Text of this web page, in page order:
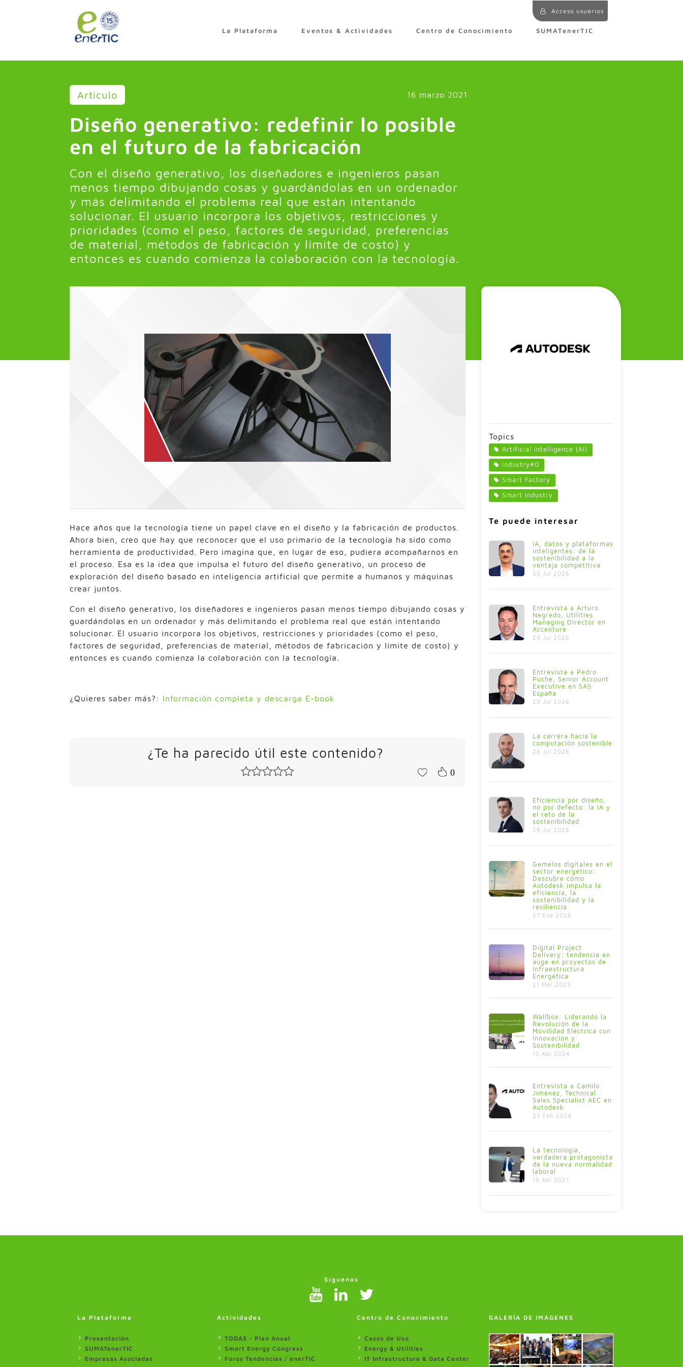
Acceso usuarios
La Plataforma Eventos & Actividades Centro de Conocimiento SUMATenerTIC
Articulo 16 marzo 2021
Diseño generativo: redefinir lo posible
en el futuro de la fabricación
Con el diseño generativo, los diseñadores e ingenieros pasan
menos tiempo dibujando cosas y guardándolas en un ordenador
y más delimitando el problema real que están intentando
solucionar. El usuario incorpora los objetivos, restricciones y
prioridades (como el peso, factores de seguridad, preferencias
de material, métodos de fabricación y límite de costo) y
entonces es cuando comienza la colaboración con la tecnología.
Hace años que la tecnología tiene un papel clave en el diseño y la fabricación de productos.
Ahora bien, creo que hay que reconocer que el uso primario de la tecnología ha sido como
herramienta de productividad. Pero imagina que, en lugar de eso, pudiera acompañarnos en
el proceso. Esa es la idea que impulsa el futuro del diseño generativo, un proceso de
exploración del diseño basado en inteligencia artificial que permite a humanos y máquinas
crear juntos.
Con el diseño generativo, los diseñadores e ingenieros pasan menos tiempo dibujando cosas y
guardándolas en un ordenador y más delimitando el problema real que están intentando
solucionar. El usuario incorpora los objetivos, restricciones y prioridades (como el peso,
factores de seguridad, preferencias de material, métodos de fabricación y límite de costo) y
entonces es cuando comienza la colaboración con la tecnología.
¿Quieres saber más?: Información completa y descarga E-book
¿Te ha parecido útil este contenido?
0
Topics
Artificial intelligence (AI)
Industry40
Smart Factory
Smart Industry
Te puede interesar
IA, datos y plataformas
inteligentes: de la
sostenibilidad a la
ventaja competitiva
30 Jul 2026
Entrevista a Arturo
Negredo, Utilities
Managing Director en
Accenture
29 Jul 2026
Entrevista a Pedro
Puche, Senior Account
Executive en SAS
España
29 Jul 2026
La carrera hacia la
computación sostenible
28 Jul 2026
Eficiencia por diseño,
no por defecto: la IA y
el reto de la
sostenibilidad
28 Jul 2026
Gemelos digitales en el
sector energético:
Descubre cómo
Autodesk impulsa la
eficiencia, la
sostenibilidad y la
resiliencia
27 Ene 2026
Digital Project
Delivery: tendencia en
auge en proyectos de
Infraestructura
Energética
21 Mar 2025
Wallbox: Liderando la
Revolución de la
Movilidad Eléctrica con
Innovación y
Sostenibilidad
10 Abr 2024
Entrevista a Camilo
Jiménez, Technical
Sales Specialist AEC en
Autodesk
23 Feb 2024
La tecnología,
verdadera protagonista
de la nueva normalidad
laboral
19 Abr 2021
Síguenos
La Plataforma
Presentación
SUMATenerTIC
Empresas Asociadas
Actividades
TODAS - Plan Anual
Smart Energy Congress
Foros Tendencias / enerTIC
Centro de Conocimiento
Casos de Uso
Energy & Utilities
IT Infrastructure & Data Center
GALERÍA DE IMÁGENES